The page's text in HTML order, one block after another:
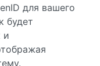
для вашего
будет
и